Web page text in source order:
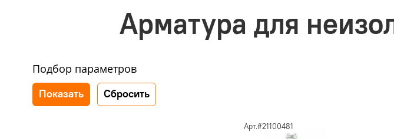
Арматура для
Подбор параметров
Арт.#21100481